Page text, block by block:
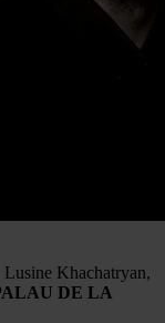
Khachatryan,
DE LA